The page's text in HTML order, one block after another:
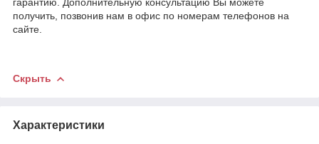
получить, позвонив нам в офис по номерам телефонов на
сайте.
Скрыть
Характеристики